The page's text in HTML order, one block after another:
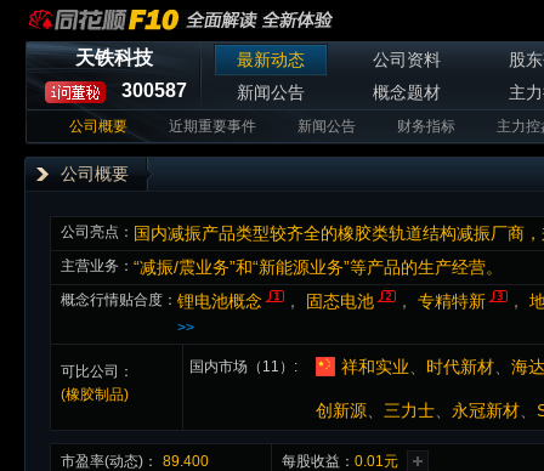
天铁科技
300587
最新动态 公司资料
股
新闻公告
概念题材 主
公司概要 近期重要事件 新闻公告 财务指标 主力控
公司概要
公司亮点： 国内减振产品类型较齐全的橡胶类轨道结构减振厂商
主营业务： “减振/震业务”和“新能源业务”等产品的生产经营。
概念行情贴合度： 锂电池概念 ， 固态电池 ， 专精特新 ，
>>
可比公司：
(橡胶制品)
国内市场（11） 祥和实业 时代新材 海
创新源 三力士 永冠新材
市盈率(动态)： 89.400 每股收益： 0.01元